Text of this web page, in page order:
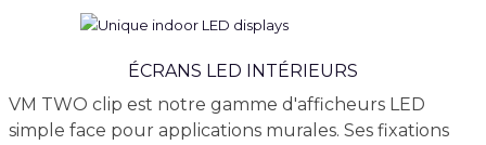
ÉCRANS LED INTÉRIEURS
VM TWO clip est notre gamme d'afficheurs LED
simple face pour applications murales. Ses fixations